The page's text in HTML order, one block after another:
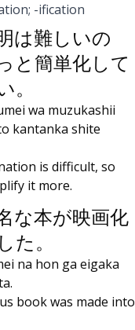
-ification
は難しいの
と簡単化して
。
wa muzukashii
kantanka shite
is difficult, so
it more.
な本が映画化
た。
na hon ga eigaka
book was made into